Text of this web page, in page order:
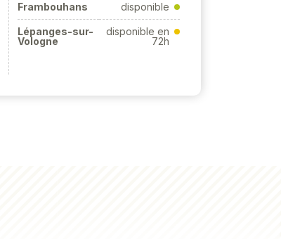
Frambouhans disponible
Lépanges-sur-
Vologne
disponible en
72h